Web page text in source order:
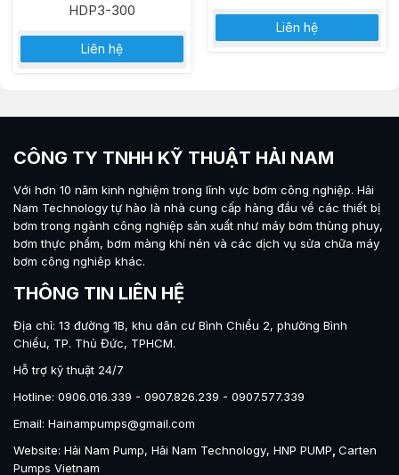
HDP3-300
Liên hệ
Liên hệ
CÔNG TY TNHH KỸ THUẬT HẢI NAM
Với hơn 10 năm kinh nghiệm trong lĩnh vực bơm công nghiệp. Hải
Nam Technologytự hào là nhà cung cấp hàng đầu về các thiết bị
bơm trong ngành công nghiệp sản xuất như máy bơm thùng phuy,
bơm thực phẩm, bơm màng khí nén và các dịch vụ sửa chữa máy
bơm công nghiêp khác.
THÔNG TIN LIÊN HỆ
Địa chỉ: 13 đường 1B, khu dân cư Bình Chiểu 2, phường Bình
Chiểu, TP. Thủ Đức, TPHCM.
Hỗ trợ kỹ thuật 24/7
Hotline: 0906.016.339 - 0907.826.239 - 0907.577.339
Email: Hainampumps@gmail.com
Website: Hải Nam Pump, Hải Nam Technology, HNP PUMP Carten
Pumps Vietnam